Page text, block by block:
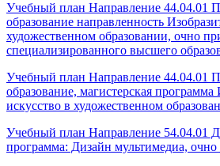
Учебный план Направление 44.04.01
образование направленность
художественном образовании, очно
специализированного высшего
Учебный план Направление 44.04.01
образование, магистерская программа
искусство в художественном
Учебный план Направление 54.04.01
программа: Дизайн мультимедиа, очно